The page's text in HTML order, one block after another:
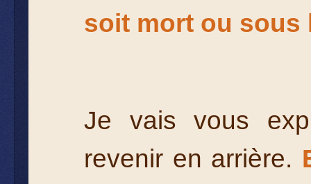
soit mort ou sous
Je vais vous
revenir en arrière.